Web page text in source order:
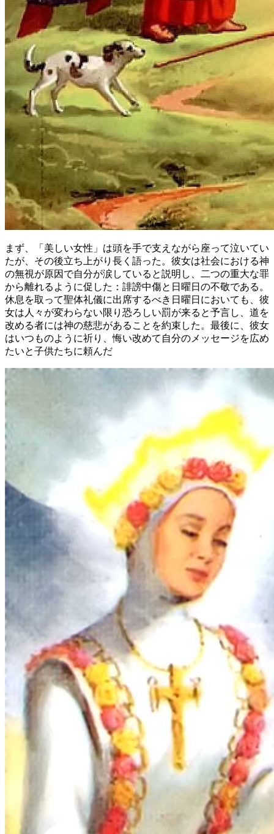
まず、「美しい女性」は頭を手で支えながら座って泣いてい
たが、その後立ち上がり長く語った。彼女は社会における神
の無視が原因で自分が涙していると説明し、二つの重大な罪
から離れるように促した：誹謗中傷と日曜日の不敬である。
休息を取って聖体礼儀に出席するべき日曜日においても、彼
女は人々が変わらない限り恐ろしい罰が来ると予言し、道を
改める者には神の慈悲があることを約束した。最後に、彼女
はいつものように祈り、悔い改めて自分のメッセージを広め
たいと子供たちに頼んだ